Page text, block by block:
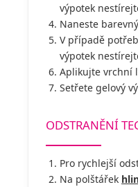
výpotek
Naneste
V případě
výpotek
Aplikujte vrchní
Setřete gelový
ODSTRANĚNÍ
Pro rychlejší
Na polštářek